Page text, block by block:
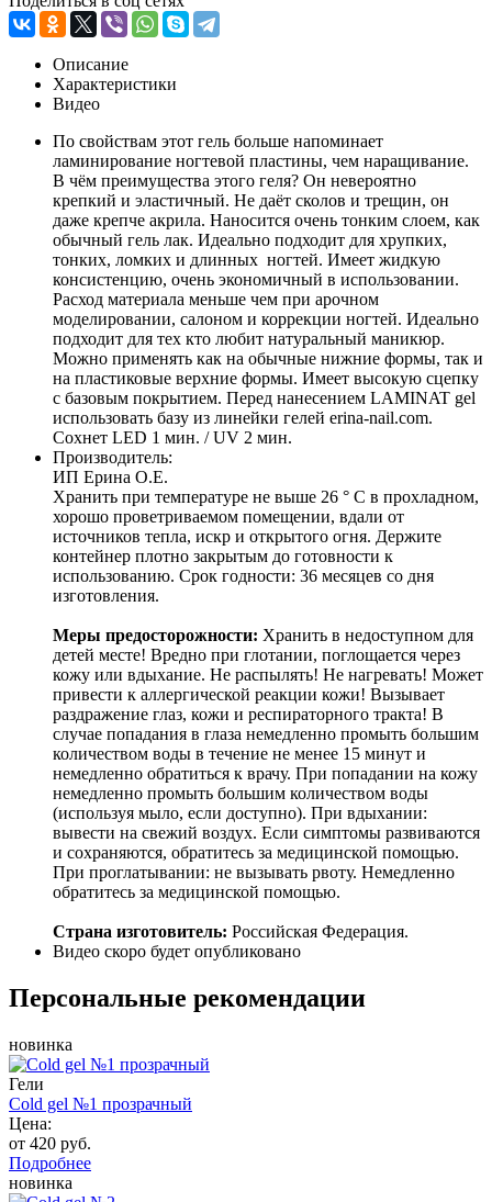
Описание
Характеристики
Видео
По свойствам этот гель больше напоминает
ламинирование ногтевой пластины, чем наращивание.
В чём преимущества этого геля? Он невероятно
крепкий и эластичный. Не даёт сколов и трещин, он
даже крепче акрила. Наносится очень тонким слоем, как
обычный гель лак. Идеально подходит для хрупких,
тонких, ломких и длинных ногтей. Имеет жидкую
консистенцию, очень экономичный в использовании.
Расход материала меньше чем при арочном
моделировании, салоном и коррекции ногтей. Идеально
подходит для тех кто любит натуральный маникюр.
Можно применять как на обычные нижние формы, так и
на пластиковые верхние формы. Имеет высокую сцепку
с базовым покрытием. Перед нанесением LAMINAT gel
использовать базу из линейки гелей erina-nail.com.
Сохнет LED 1 мин. / UV 2 мин.
Производитель:
ИП Ерина О.Е.
Хранить при температуре не выше 26 ° C в прохладном,
хорошо проветриваемом помещении, вдали от
источников тепла, искр и открытого огня. Держите
контейнер плотно закрытым до готовности к
использованию. Срок годности: 36 месяцев со дня
изготовления.
Меры предосторожности: Хранить в недоступном для
детей месте! Вредно при глотании, поглощается через
кожу или вдыхание. Не распылять! Не нагревать! Может
привести к аллергической реакции кожи! Вызывает
раздражение глаз, кожи и респираторного тракта! В
случае попадания в глаза немедленно промыть большим
количеством воды в течение не менее 15 минут и
немедленно обратиться к врачу. При попадании на кожу
немедленно промыть большим количеством воды
(используя мыло, если доступно). При вдыхании:
вывести на свежий воздух. Если симптомы развиваются
и сохраняются, обратитесь за медицинской помощью.
При проглатывании: не вызывать рвоту. Немедленно
обратитесь за медицинской помощью.
Страна изготовитель: Российская Федерация.
Видео скоро будет опубликовано
Персональные рекомендации
новинка
Гели
Cold gel №1 прозрачный
Цена:
от 420 руб.
Подробнее
новинка